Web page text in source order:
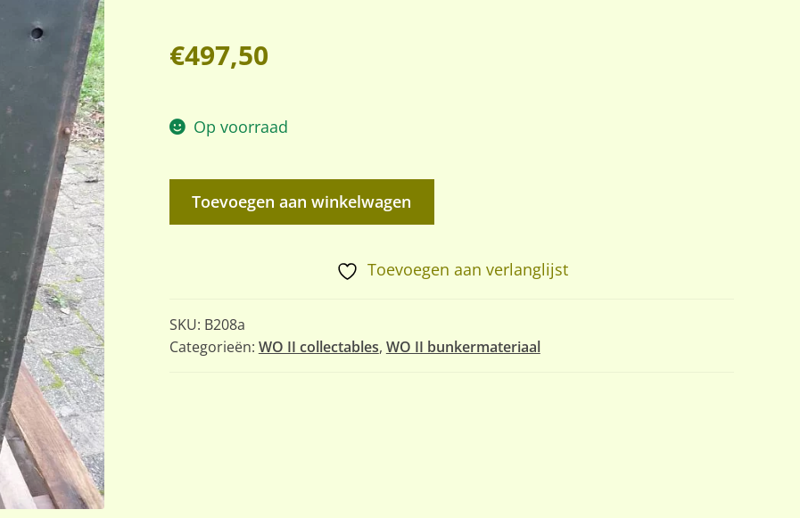
€497,50
Op voorraad
Toevoegen aan winkelwagen
Toevoegen aan verlanglijst
SKU: B208a
Categorieën: WO II collectables, WO II bunkermateriaal